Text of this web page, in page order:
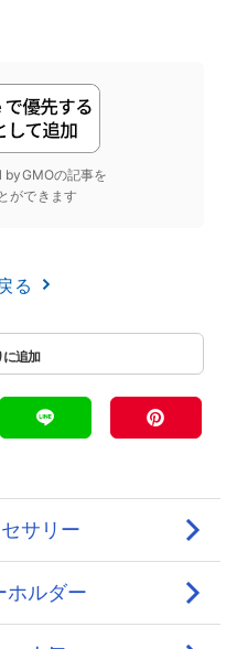
の記事を
ができます
る